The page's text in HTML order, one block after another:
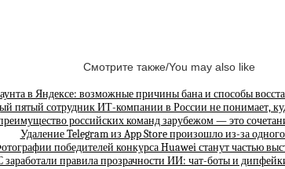
Смотрите также/You may also like
в Яндексе: возможные причины бана и способы
пятый сотрудник ИТ-компании в России не понимает,
российских команд зарубежом — это
Удаление Telegram из App Store произошло из-за одного
победителей конкурса Huawei станут частью
правила прозрачности ИИ: чат-боты и